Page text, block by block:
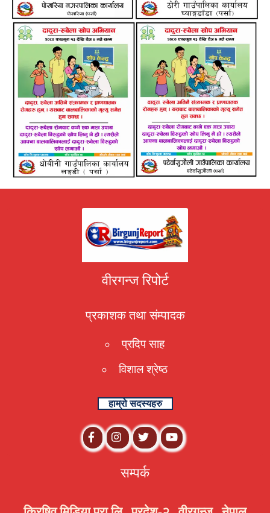
वीरगन्ज रिपोर्ट
प्रकाशक तथा संम्पादक
प्रदिप साह
विशाल श्रेष्ठ
हाम्रो सदस्यहरु
सम्पर्क